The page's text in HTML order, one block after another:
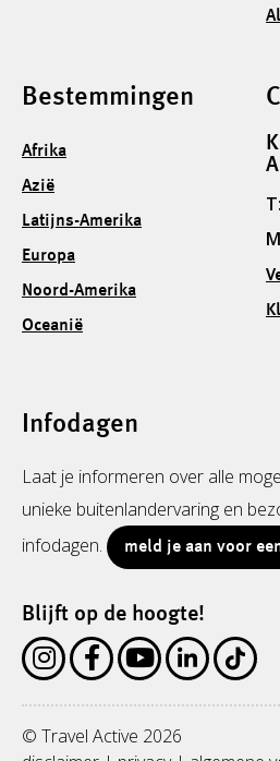
Bestemmingen
Afrika
Azië
Latijns-Amerika
Europa
Noord-Amerika
Oceanië
T:
Infodagen
Laat je informeren over alle
unieke buitenlandervaring en
infodagen.
meld je aan voor
Blijft op de hoogte!
© Travel Active 2026